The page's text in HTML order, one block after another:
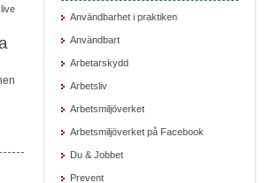
Användbarhet i praktiken
Användbart
Arbetarskydd
Arbetsliv
Arbetsmiljöverket
Arbetsmiljöverket på Facebook
Du & Jobbet
Prevent